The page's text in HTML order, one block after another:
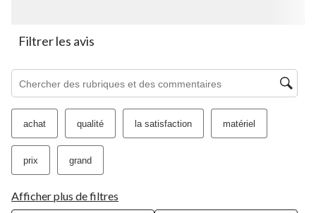
Filtrer les avis
achat qualité la satisfaction matériel
prix grand
Afficher plus de filtres